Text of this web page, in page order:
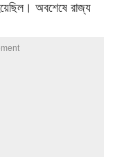
অবশেষে রাজ্য